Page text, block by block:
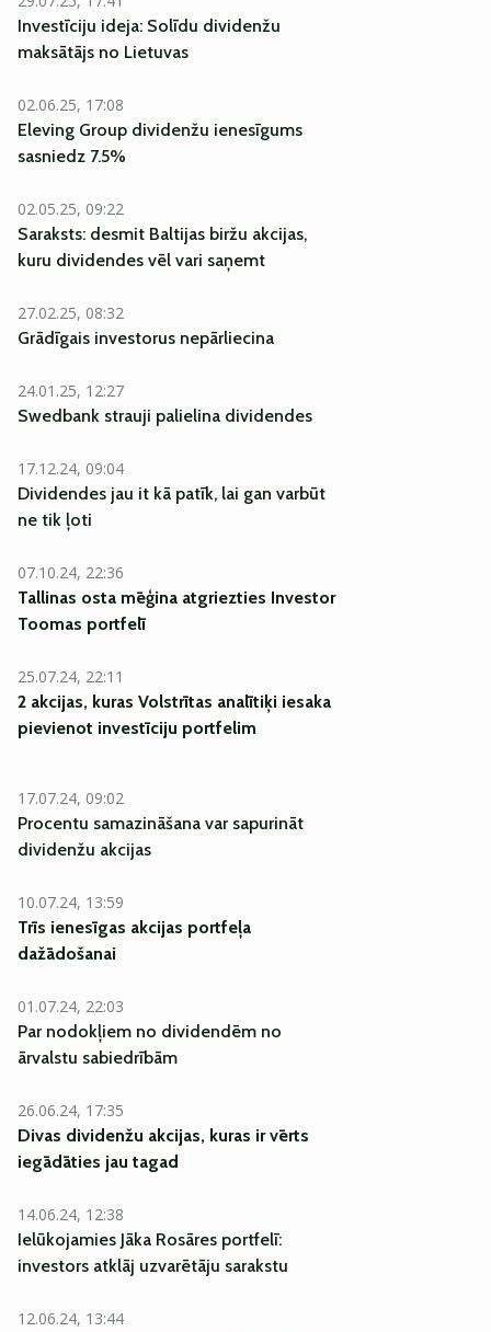
Investīciju ideja: Solīdu dividenžu
maksātājs no Lietuvas
02.06.25, 17:08
Eleving Group dividenžu ienesīgums
sasniedz 7.5%
02.05.25, 09:22
Saraksts: desmit Baltijas biržu akcijas,
kuru dividendes vēl vari saņemt
27.02.25, 08:32
Grādīgais investorus nepārliecina
24.01.25, 12:27
Swedbank strauji palielina dividendes
17.12.24, 09:04
Dividendes jau it kā patīk, lai gan varbūt
ne tik ļoti
07.10.24, 22:36
Tallinas osta mēģina atgriezties Investor
Toomas portfelī
25.07.24, 22:11
2 akcijas, kuras Volstrītas analītiķi iesaka
pievienot investīciju portfelim
17.07.24, 09:02
Procentu samazināšana var sapurināt
dividenžu akcijas
10.07.24, 13:59
Trīs ienesīgas akcijas portfeļa
dažādošanai
01.07.24, 22:03
Par nodokļiem no dividendēm no
ārvalstu sabiedrībām
26.06.24, 17:35
Divas dividenžu akcijas, kuras ir vērts
iegādāties jau tagad
14.06.24, 12:38
Ielūkojamies Jāka Rosāres portfelī:
investors atklāj uzvarētāju sarakstu
12.06.24, 13:44